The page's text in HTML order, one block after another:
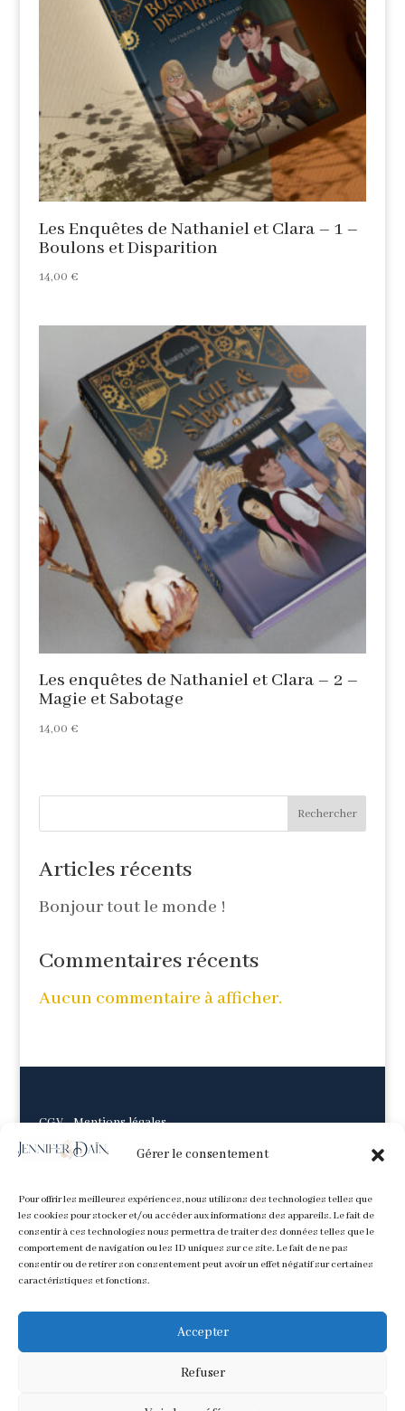
Gérer le consentement
Pour offrir les meilleures expériences, nous utilisons des technologies telles que
les cookies pour stocker et/ou accéder aux informations des appareils. Le fait de
consentir à ces technologies nous permettra de traiter des données telles que le
comportement de navigation ou les ID uniques sur ce site. Le fait de ne pas
consentir ou de retirer son consentement peut avoir un effet négatif sur certaines
caractéristiques et fonctions.
Accepter
Refuser
Les Enquêtes de Nathaniel et Clara – 1 –
Boulons et Disparition
14,00 €
Les enquêtes de Nathaniel et Clara – 2 –
Magie et Sabotage
14,00 €
Rechercher
Articles récents
Bonjour tout le monde !
Commentaires récents
Aucun commentaire à afficher.
CGV-Mentions légales